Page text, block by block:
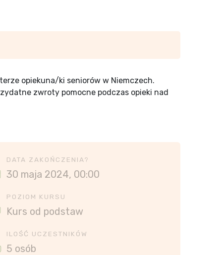
opiekuna/ki seniorów w Niemczech.
zwroty pomocne podczas opieki nad
DATA ZAKOŃCZENIA?
30 maja 2024, 00:00
POZIOM KURSU
Kurs od podstaw
ILOŚĆ UCZESTNIKÓW
5 osób